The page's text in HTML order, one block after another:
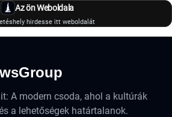
Az ön Weboldala
hirdesse itt weboldalát
A modern csoda, ahol a kultúrák
a lehetőségek határtalanok.